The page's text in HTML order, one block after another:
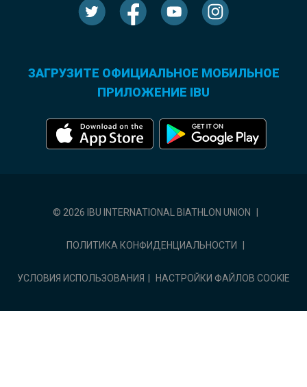
ЗАГРУЗИТЕ ОФИЦИАЛЬНОЕ МОБИЛЬНОЕ
ПРИЛОЖЕНИЕ IBU
© 2026 IBU INTERNATIONAL BIATHLON UNION
ПОЛИТИКА КОНФИДЕНЦИАЛЬНОСТИ
УСЛОВИЯ ИСПОЛЬЗОВАНИЯ НАСТРОЙКИ ФАЙЛОВ COOKIE